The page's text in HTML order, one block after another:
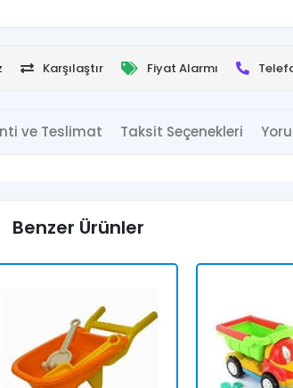
Karşılaştır Fiyat Alarmı
ve Teslimat Taksit Seçenekleri
Benzer Ürünler